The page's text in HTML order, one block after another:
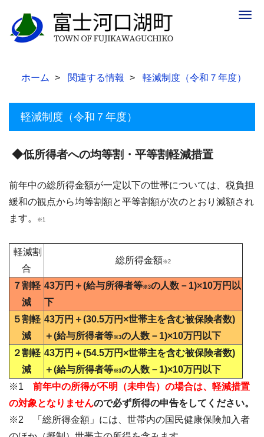
ホーム 関連する情報 軽減制度（令和７年度）
軽減制度（令和７年度）
◆低所得者への均等割・平等割軽減措置
前年中の総所得金額が一定以下の世帯については、税負担
緩和の観点から均等割額と平等割額が次のとおり減額され
ます。
※1
軽減割
合
総所得金額※2
７割軽
減
43万円＋(給与所得者等※3の人数－1)×10万円以
下
５割軽
減
43万円＋(30.5万円×世帯主を含む被保険者数)
＋(給与所得者等※3の人数－1)×10万円以下
２割軽
減
43万円＋(54.5万円×世帯主を含む被保険者数)
＋(給与所得者等※3の人数－1)×10万円以下
※1 前年中の所得が不明（未申告）の場合は、軽減措置
の対象となりませんので必ず所得の申告をしてください。
※2 「総所得金額」には、世帯内の国民健康保険加入者